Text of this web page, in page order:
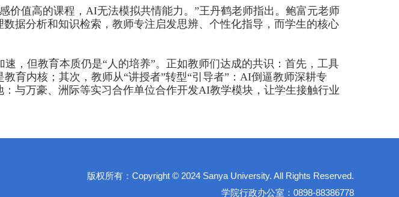
价值高的课程，AI无法模拟共情能力。”王丹鹤老师指出。鲍富元老师
数据分析和知识检索，教师专注启发思辨、个性化指导，而学生的核心
，但教育本质仍是“人的培养”。正如教师们达成的共识：首先，工具
育内核；其次，教师从“讲授者”转型“引导者”： AI倒逼教师深耕专
与万豪、洲际等实习合作单位合作开发AI教学模块，让学生接触行业
版权所有：Copyright © 2024 Sanya University. All Rights Reserved.
学院行政办公室：0898-88386778